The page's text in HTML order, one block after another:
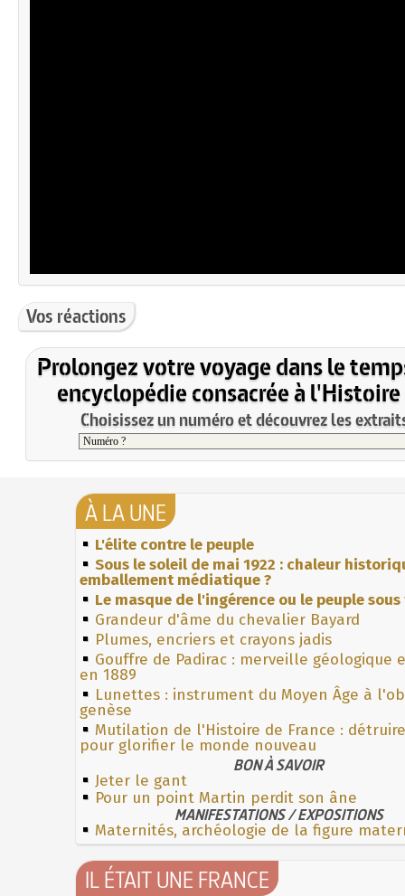
Vos réactions
Prolongez votre voyage dans le
encyclopédie consacrée à l'Histoire
Choisissez un numéro et découvrez les
À LA UNE
L'élite contre le peuple
Sous le soleil de mai 1922 : chaleur
emballement médiatique ?
Le masque de l'ingérence ou le peuple
Grandeur d'âme du chevalier Bayard
Plumes, encriers et crayons jadis
Gouffre de Padirac : merveille géologique
en 1889
Lunettes : instrument du Moyen Âge à
genèse
Mutilation de l'Histoire de France :
pour glorifier le monde nouveau
BON À SAVOIR
Jeter le gant
Pour un point Martin perdit son âne
MANIFESTATIONS / EXPOSITIONS
Maternités, archéologie de la figure
IL ÉTAIT UNE FRANCE